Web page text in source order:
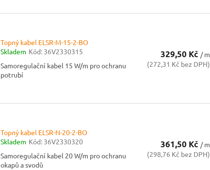
Topný kabel ELSR-M-15-2-BO
Skladem Kód: 36V2330315
Samoregulační kabel 15 W/m pro ochranu
potrubí
329,50 Kč / m
(272,31 Kč bez DPH)
Topný kabel ELSR-N-20-2-BO
Skladem Kód: 36V2330320
Samoregulační kabel 20 W/m pro ochranu
okapů a svodů
361,50 Kč / m
(298,76 Kč bez DPH)